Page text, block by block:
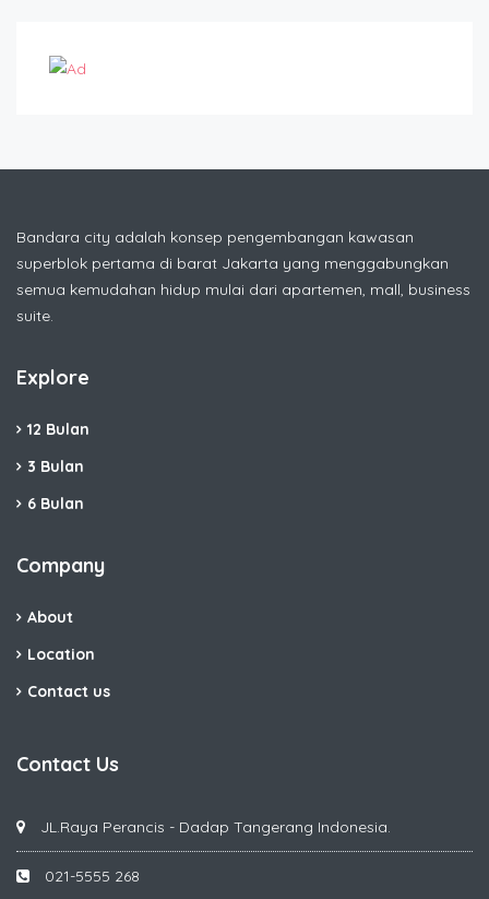
Bandara city adalah konsep pengembangan kawasan
superblok pertama di barat Jakarta yang menggabungkan
semua kemudahan hidup mulai dari apartemen, mall, business
suite.
Explore
12 Bulan
3 Bulan
6 Bulan
Company
About
Location
Contact us
Contact Us
JL.Raya Perancis - Dadap Tangerang Indonesia.
021-5555 268